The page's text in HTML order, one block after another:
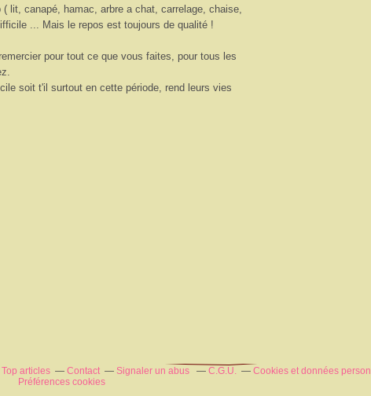
( lit, canapé, hamac, arbre a chat, carrelage, chaise,
... Mais le repos est toujours de qualité !
pour tout ce que vous faites, pour tous les
soit t'il surtout en cette période, rend leurs vies
Top articles Contact Signaler un abus C.G.U.
Cookies et données
Préférences cookies